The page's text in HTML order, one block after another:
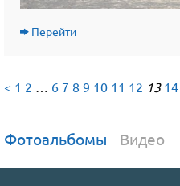
Перейти
< 1 2 … 6 7 8 9 10 11 12 13 14
Фотоальбомы Видео